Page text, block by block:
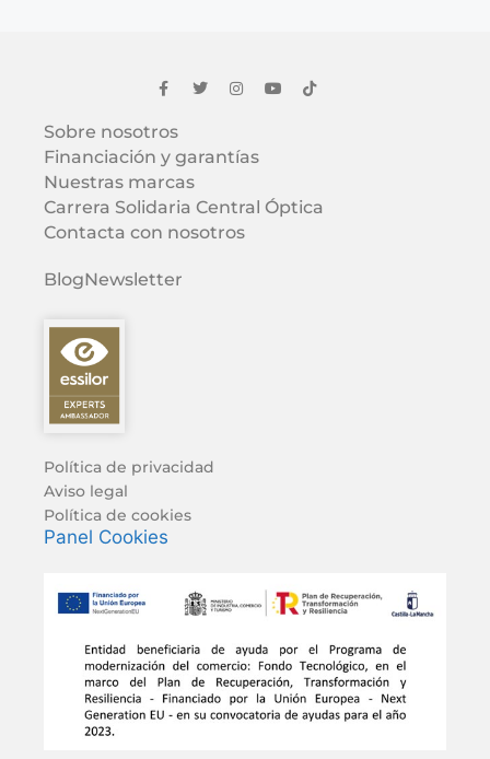
Sobre nosotros
Financiación y garantías
Nuestras marcas
Carrera Solidaria Central Óptica
Contacta con nosotros
BlogNewsletter
Política de privacidad
Aviso legal
Política de cookies
Panel Cookies